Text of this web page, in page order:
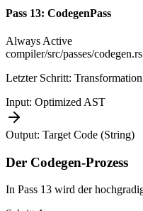
Pass 13: CodegenPass
Always Active
compiler/src/passes/codegen.rs
Letzter Schritt:
Input: Optimized AST
Output: Target Code (String)
Der Codegen-Prozess
In Pass 13 wird der